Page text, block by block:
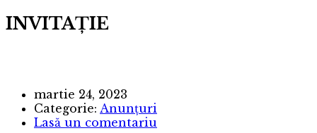
INVITAȚIE
martie 24, 2023
Categorie: Anunțuri
Lasă un comentariu